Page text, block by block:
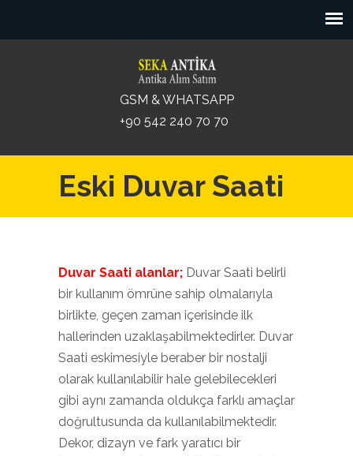
GSM & WHATSAPP
+90 542 240 70 70
Eski Duvar Saati
Duvar Saati alanlar; Duvar Saati belirli
bir kullanım ömrüne sahip olmalarıyla
birlikte, geçen zaman içerisinde ilk
hallerinden uzaklaşabilmektedirler. Duvar
Saati eskimesiyle beraber bir nostalji
olarak kullanılabilir hale gelebilecekleri
gibi aynı zamanda oldukça farklı amaçlar
doğrultusunda da kullanılabilmektedir.
Dekor, dizayn ve fark yaratıcı bir